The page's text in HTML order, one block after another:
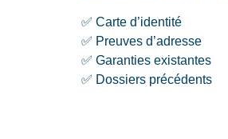
✅ Carte d’identité
✅ Preuves d’adresse
✅ Garanties existantes
✅ Dossiers précédents